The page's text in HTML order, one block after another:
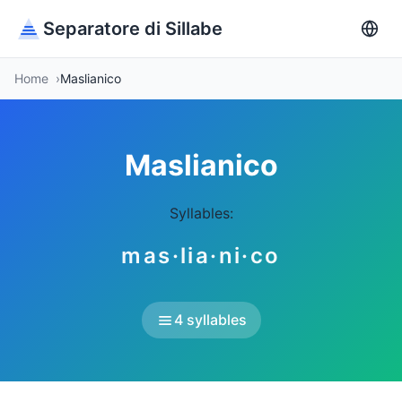
Separatore di Sillabe
Home Maslianico
Maslianico
Syllables:
mas·lia·ni·co
4 syllables